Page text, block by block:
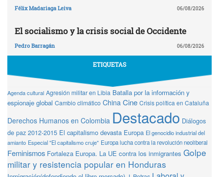
Félix Madariaga Leiva 06/08/2026
El socialismo y la crisis social de Occidente
Pedro Barragán 06/08/2026
ETIQUETAS
Agenda cultural Agresión militar en Libia Batalla por la información y
espionaje global Cambio climático China Cine Crisis política en Cataluña
Derechos Humanos en Colombia Destacado Diálogos
de paz 2012-2015 El capitalismo devasta Europa El genocidio industrial del
amianto Especial "El capitalismo cruje" Europa lucha contra la revolución neoliberal
Feminismos Fortaleza Europa. La UE contra los inmigrantes Golpe
militar y resistencia popular en Honduras